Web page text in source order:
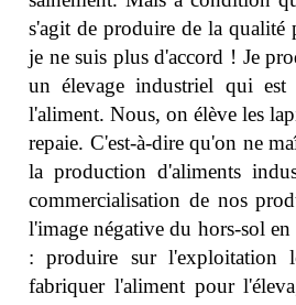
s'agit de produire de la
je ne suis plus d'accord ! Je
un élevage industriel qui est
l'aliment. Nous, on élève les
repaie. C'est-à-dire qu'on ne
la production d'aliments
commercialisation de nos
l'image négative du hors-sol
: produire sur l'exploitation
fabriquer l'aliment pour